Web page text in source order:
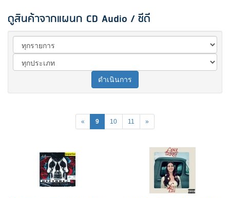
ดูสินค้าจากแผนก CD Audio / ซีดี
ดำเนินการ
« 9 10 11 »